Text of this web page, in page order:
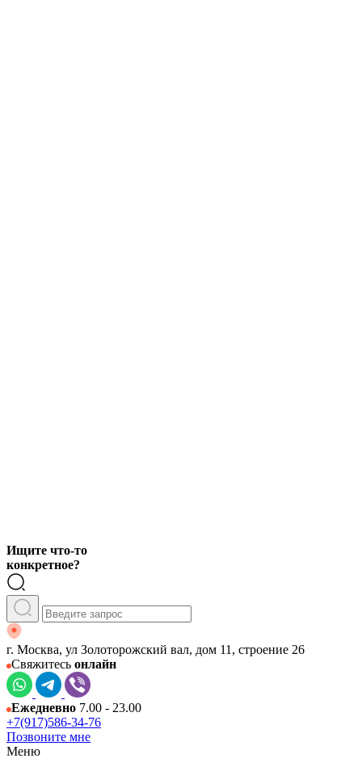
Ищите что-то
конкретное?
г. Москва, ул Золоторожский вал, дом 11, строение 26
Свяжитесь онлайн
Ежедневно 7.00 - 23.00
+7(917)586-34-76
Позвоните мне
Меню